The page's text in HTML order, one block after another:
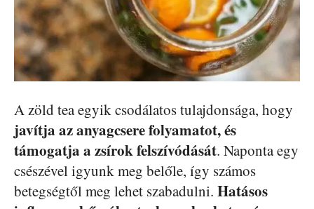
A zöld tea egyik csodálatos tulajdonsága, hogy
javítja az anyagcsere folyamatot, és
támogatja a zsírok felszívódását. Naponta egy
csészével igyunk meg belőle, így számos
betegségtől meg lehet szabadulni. Hatásos